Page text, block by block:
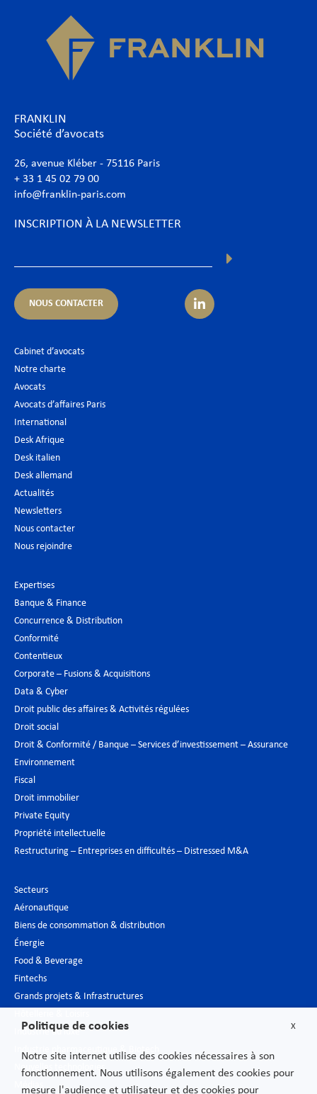
FRANKLIN
Société d’avocats
26, avenue Kléber - 75116 Paris
+ 33 1 45 02 79 00
info@franklin-paris.com
INSCRIPTION À LA NEWSLETTER
NOUS CONTACTER
Cabinet d’avocats
Notre charte
Avocats
Avocats d’affaires Paris
International
Desk Afrique
Desk italien
Desk allemand
Actualités
Newsletters
Nous contacter
Nous rejoindre
Expertises
Banque & Finance
Concurrence & Distribution
Conformité
Contentieux
Corporate – Fusions & Acquisitions
Data & Cyber
Droit public des affaires & Activités régulées
Droit social
Droit & Conformité / Banque – Services d’investissement – Assurance
Environnement
Fiscal
Droit immobilier
Private Equity
Propriété intellectuelle
Restructuring – Entreprises en difficultés – Distressed M&A
Secteurs
Aéronautique
Biens de consommation & distribution
Énergie
Food & Beverage
Fintechs
Grands projets & Infrastructures
Industrie du luxe
Industrie pharmaceutique & Biotech
Nouvelles technologies
X
Politique de cookies
Notre site internet utilise des cookies nécessaires à son
fonctionnement. Nous utilisons également des cookies pour
mesure l'audience et utilisateur et des cookies pour